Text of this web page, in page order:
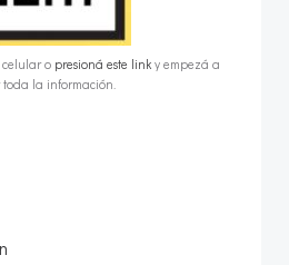
celular o presioná este link y empezá a
toda la información.